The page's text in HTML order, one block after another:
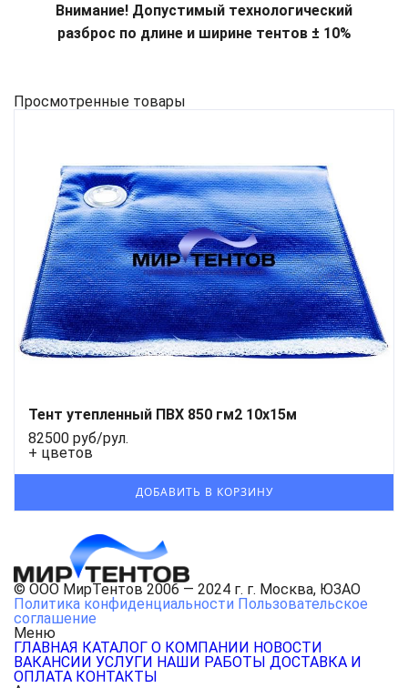
Внимание! Допустимый технологический
разброс по длине и ширине тентов ± 10%
Просмотренные товары
Тент утепленный ПВХ 850 гм2 10х15м
82500 руб/рул.
+ цветов
© ООО МирТентов 2006 — 2024 г. г. Москва, ЮЗАО
Политика конфиденциальности Пользовательское
соглашение
Меню
ГЛАВНАЯ КАТАЛОГ О КОМПАНИИ НОВОСТИ
ВАКАНСИИ УСЛУГИ НАШИ РАБОТЫ ДОСТАВКА И
ОПЛАТА КОНТАКТЫ